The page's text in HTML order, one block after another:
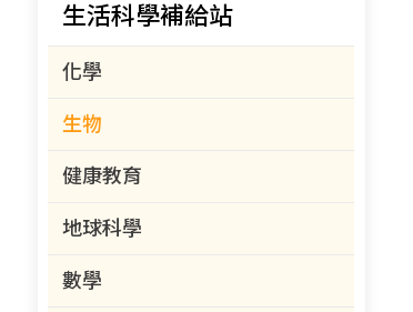
生活科學補給站
化學
生物
健康教育
地球科學
數學